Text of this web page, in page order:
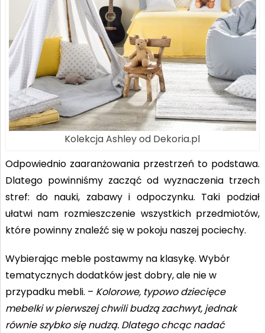
Kolekcja Ashley od Dekoria.pl
Odpowiednio zaaranżowania przestrzeń to podstawa.
Dlatego powinniśmy zacząć od wyznaczenia trzech
stref: do nauki, zabawy i odpoczynku. Taki podział
ułatwi nam rozmieszczenie wszystkich przedmiotów,
które powinny znaleźć się w pokoju naszej pociechy.
Wybierając meble postawmy na klasykę. Wybór
tematycznych dodatków jest dobry, ale nie w
przypadku mebli. – Kolorowe, typowo dziecięce
mebelki w pierwszej chwili budzą zachwyt, jednak
równie szybko się nudzą. Dlatego chcąc nadać